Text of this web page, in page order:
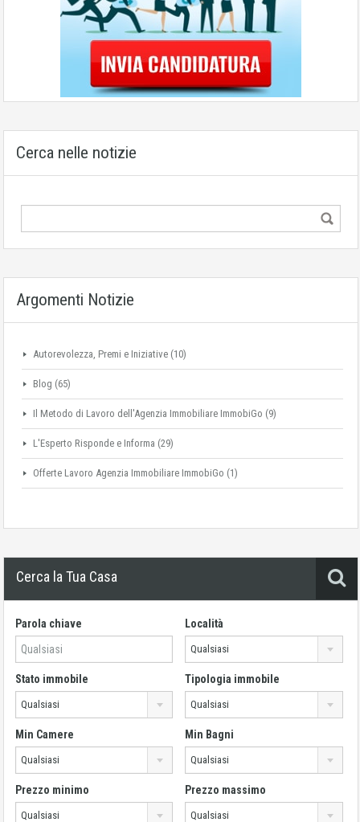
Cerca nelle notizie
Argomenti Notizie
Autorevolezza, Premi e Iniziative (10)
Blog (65)
Il Metodo di Lavoro dell'Agenzia Immobiliare ImmobiGo (9)
L'Esperto Risponde e Informa (29)
Offerte Lavoro Agenzia Immobiliare ImmobiGo (1)
Cerca la Tua Casa
Parola chiave Località
Qualsiasi
Stato immobile
Qualsiasi
Tipologia immobile
Qualsiasi
Min Camere
Qualsiasi
Min Bagni
Qualsiasi
Prezzo minimo
Qualsiasi
Prezzo massimo
Qualsiasi